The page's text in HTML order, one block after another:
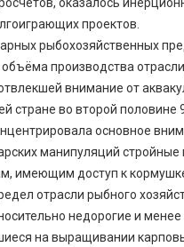
проектов.
рыбохозяйственных
производства отрасли
внимание от
стране во второй половине
основное
манипуляций
имеющим доступ к
отрасли рыбного
недорогие и
на выращивании